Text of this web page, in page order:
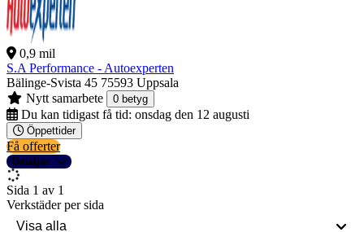
0,9 mil
S.A Performance - Autoexperten
Bälinge-Svista 45 75593 Uppsala
Nytt samarbete
0 betyg
Du kan tidigast få tid: onsdag den 12 augusti
Öppettider
Få offerter
Detaljer
Sida 1 av 1
Verkstäder per sida